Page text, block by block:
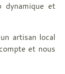
dynamique et
artisan local
et nous